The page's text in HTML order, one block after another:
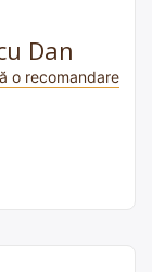
Dan
o recomandare